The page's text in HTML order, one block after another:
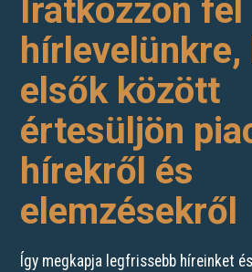
Iratkozzon fel
hírlevelünkre,
elsők között
értesüljön
hírekről és
elemzésekről
Így megkapja legfrissebb híreinket